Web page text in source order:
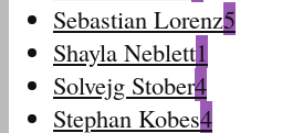
Sebastian Lorenz5
Shayla Neblett1
Solvejg Stober4
Stephan Kobes4